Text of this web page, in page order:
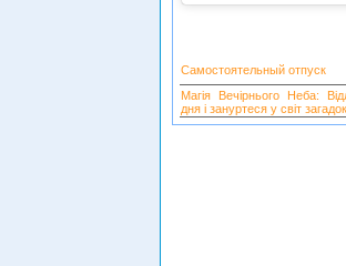
Самостоятельный отпуск
Магія Вечірнього Неба:
дня і зануртеся у світ